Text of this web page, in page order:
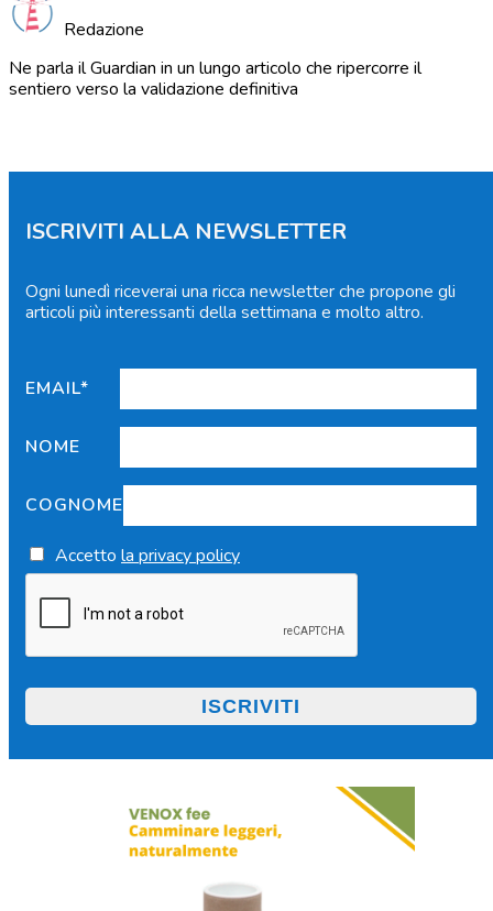
Redazione
Ne parla il Guardian in un lungo articolo che ripercorre il
sentiero verso la validazione definitiva
ISCRIVITI ALLA NEWSLETTER
Ogni lunedì riceverai una ricca newsletter che propone gli
articoli più interessanti della settimana e molto altro.
EMAIL*
NOME
COGNOME
Accetto la privacy policy